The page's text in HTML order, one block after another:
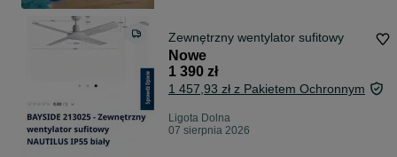
Zewnętrzny wentylator sufitowy
Nowe
1 390 zł
1 457,93 zł z Pakietem Ochronnym
Ligota Dolna
07 sierpnia 2026